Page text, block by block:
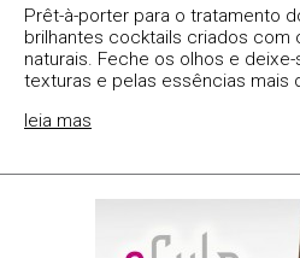
Prêt-à-porter para o tratamento
brilhantes cocktails criados com
naturais. Feche os olhos e
texturas e pelas essências mais
leia mas